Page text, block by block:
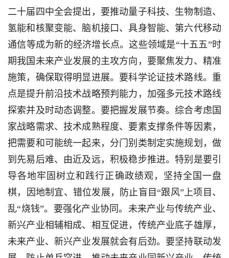
二十届四中全会提出，要推动量子科技、生物制造、
氢能和核聚变能、脑机接口、具身智能、第六代移动
通信等成为新的经济增长点。这些领域是“十五五”时
期我国未来产业发展的主攻方向，要聚焦发力、精准
施策，确保取得明显进展。要科学论证技术路线。重
点是提升前沿技术战略预判能力，加强多元技术路线
探索并及时动态调整。要把握发展节奏。综合考虑国
家战略需求、技术成熟程度、要素支撑条件等因素，
把需要和可能统一起来，分门别类制定实施规划，做
到先易后难、由近及远，积极稳步推进。特别是要引
导各地牢固树立和践行正确政绩观，坚持全国一盘
棋，因地制宜、错位发展，防止盲目“跟风”上项目、
乱“烧钱”。要强化产业协同。未来产业与传统产业、
新兴产业相辅相成、相互促进，传统产业底子雄厚，
未来产业、新兴产业发展就会有后劲。要坚持联动发